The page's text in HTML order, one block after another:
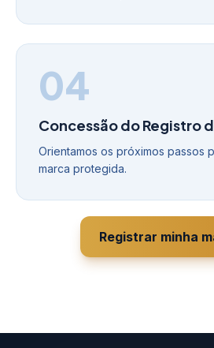
04
Concessão do Registro
Orientamos os próximos passos
marca protegida.
Registrar minha